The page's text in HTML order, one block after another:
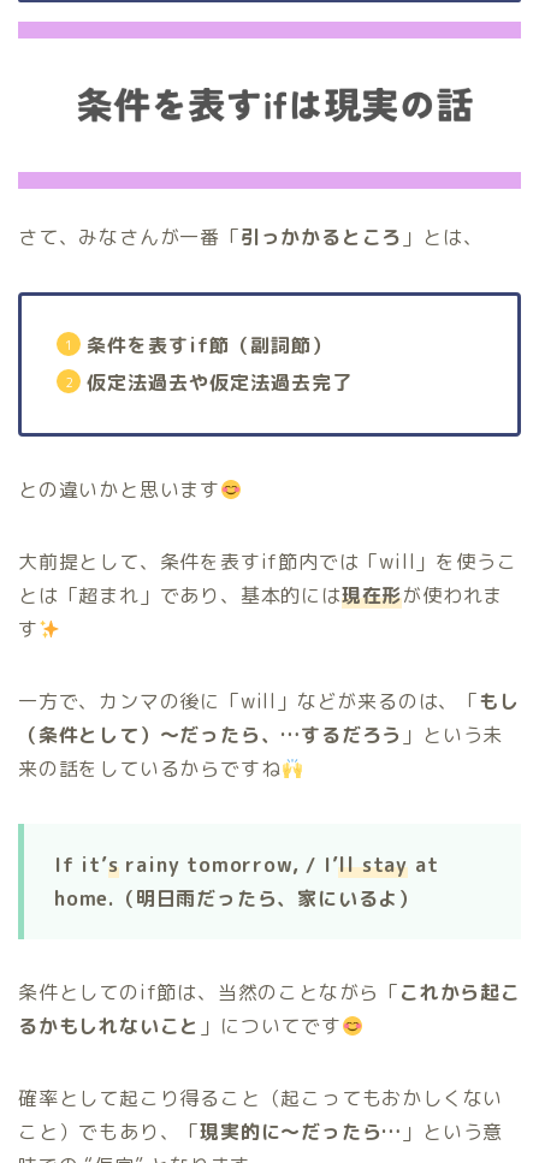
さて、みなさんが一番「引っかかるところ 」とは、
条件を表すif節（副詞節）
仮定法過去や仮定法過去完了
との違いかと思います
大前提として、条件を表すif節内では「will」を使うこ
とは「超まれ」であり、基本的には現在形が使われま
す
一方で、カンマの後に「will」などが来るのは、「もし
（条件として）〜だったら、…するだろう 」という未
来の話をしているからですね
If it’srainy tomorrow, / I’ll stay at
home.（明日雨だったら、家にいるよ）
条件としてのif節は、当然のことながら「これから起こ
るかもしれないこと 」についてです
確率として起こり得ること（起こってもおかしくない
こと）でもあり、「現実的に〜だったら… 」という意